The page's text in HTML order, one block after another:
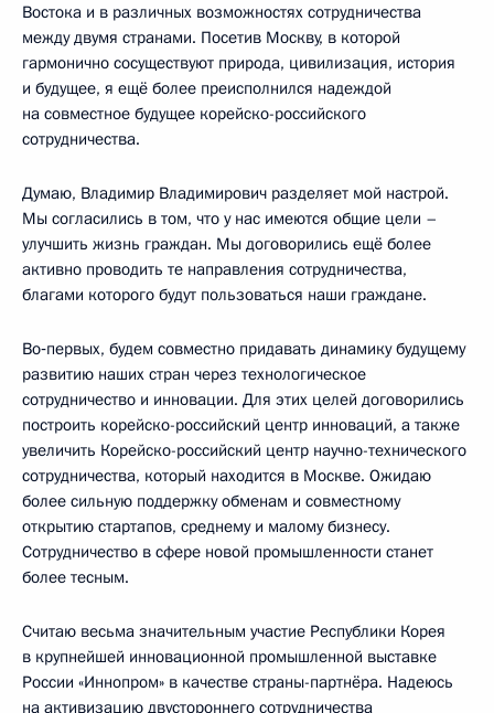
Востока и в различных возможностях сотрудничества
между двумя странами. Посетив Москву, в которой
гармонично сосуществуют природа, цивилизация, история
и будущее, я ещё более преисполнился надеждой
на совместное будущее корейско-российского
сотрудничества.
Думаю, Владимир Владимирович разделяет мой настрой.
Мы согласились в том, что у нас имеются общие цели –
улучшить жизнь граждан. Мы договорились ещё более
активно проводить те направления сотрудничества,
благами которого будут пользоваться наши граждане.
Во‑первых, будем совместно придавать динамику будущему
развитию наших стран через технологическое
сотрудничество и инновации. Для этих целей договорились
построить корейско-российский центр инноваций, а также
увеличить Корейско-российский центр научно-технического
сотрудничества, который находится в Москве. Ожидаю
более сильную поддержку обменам и совместному
открытию стартапов, среднему и малому бизнесу.
Сотрудничество в сфере новой промышленности станет
более тесным.
Считаю весьма значительным участие Республики Корея
в крупнейшей инновационной промышленной выставке
России «Иннопром» в качестве страны-партнёра. Надеюсь
на активизацию двустороннего сотрудничества